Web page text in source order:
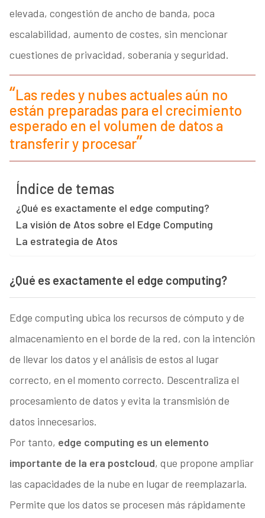
elevada, congestión de ancho de banda, poca
escalabilidad, aumento de costes, sin mencionar
cuestiones de privacidad, soberanía y seguridad.
Las redes y nubes actuales aún no
están preparadas para el crecimiento
esperado en el volumen de datos a
transferir y procesar
Índice de temas
¿Qué es exactamente el edge computing?
La visión de Atos sobre el Edge Computing
La estrategia de Atos
¿Qué es exactamente el edge computing?
Edge computing ubica los recursos de cómputo y de
almacenamiento en el borde de la red, con la intención
de llevar los datos y el análisis de estos al lugar
correcto, en el momento correcto. Descentraliza el
procesamiento de datos y evita la transmisión de
datos innecesarios.
Por tanto, edge computing es un elemento
importante de la era postcloud, que propone ampliar
las capacidades de la nube en lugar de reemplazarla.
Permite que los datos se procesen más rápidamente